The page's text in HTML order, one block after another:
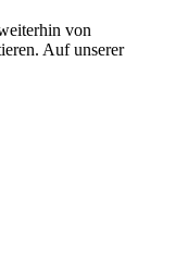
von
Auf unserer